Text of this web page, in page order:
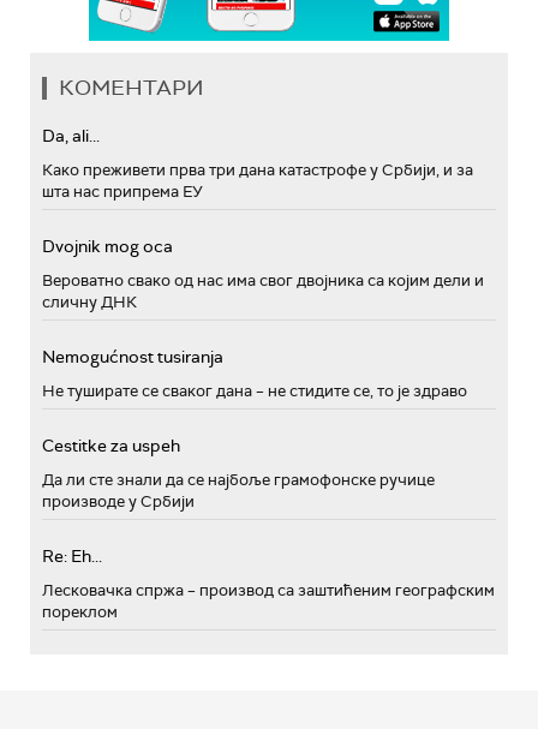
КОМЕНТАРИ
Da, ali...
Како преживети прва три дана катастрофе у Србији, и за
шта нас припрема ЕУ
Dvojnik mog oca
Вероватно свако од нас има свог двојника са којим дели и
сличну ДНК
Nemogućnost tusiranja
Не туширате се сваког дана – не стидите се, то је здраво
Cestitke za uspeh
Да ли сте знали да се најбоље грамофонске ручице
производе у Србији
Re: Eh...
Лесковачка спржа – производ са заштићеним географским
пореклом